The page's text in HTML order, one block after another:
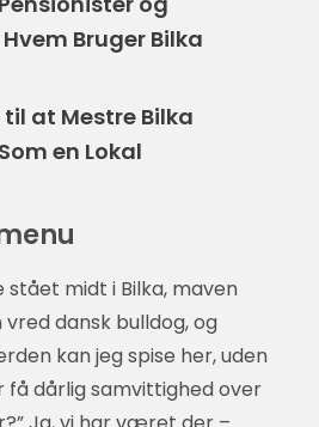
Bruger Bilka
til at Mestre Bilka
en Lokal
stået midt i Bilka, maven
dansk bulldog, og
kan jeg spise her, uden
få dårlig samvittighed over